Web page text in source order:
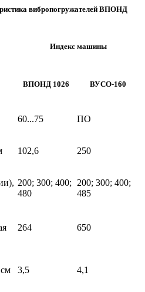
вибропогружателей ВПОНД
Индекс машины
ВПОНД 1026 ВУСО-160
60...75 ПО
102,6 250
200; 300; 400;
480
200; 300; 400;
485
264 650
3,5 4,1